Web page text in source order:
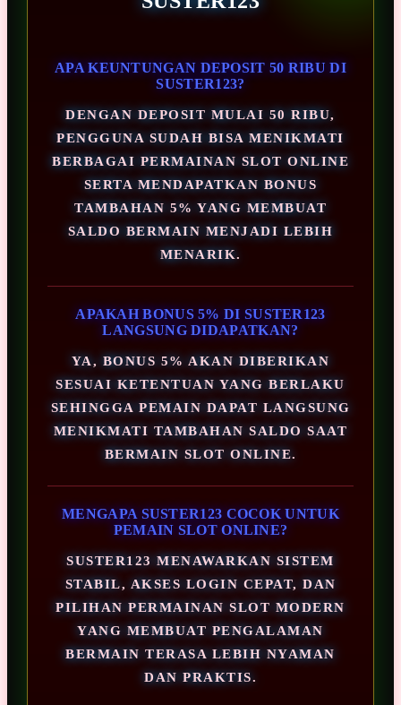
APA KEUNTUNGAN DEPOSIT 50 RIBU DI
SUSTER123?
DENGAN DEPOSIT MULAI 50 RIBU,
PENGGUNA SUDAH BISA MENIKMATI
BERBAGAI PERMAINAN SLOT ONLINE
SERTA MENDAPATKAN BONUS
TAMBAHAN 5% YANG MEMBUAT
SALDO BERMAIN MENJADI LEBIH
MENARIK.
APAKAH BONUS 5% DI SUSTER123
LANGSUNG DIDAPATKAN?
YA, BONUS 5% AKAN DIBERIKAN
SESUAI KETENTUAN YANG BERLAKU
SEHINGGA PEMAIN DAPAT LANGSUNG
MENIKMATI TAMBAHAN SALDO SAAT
BERMAIN SLOT ONLINE.
MENGAPA SUSTER123 COCOK UNTUK
PEMAIN SLOT ONLINE?
SUSTER123 MENAWARKAN SISTEM
STABIL, AKSES LOGIN CEPAT, DAN
PILIHAN PERMAINAN SLOT MODERN
YANG MEMBUAT PENGALAMAN
BERMAIN TERASA LEBIH NYAMAN
DAN PRAKTIS.